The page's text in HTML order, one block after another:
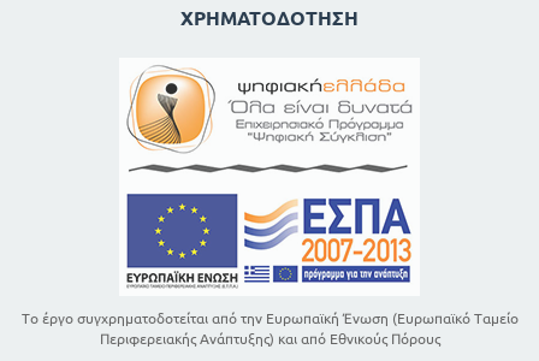
ΧΡΗΜΑΤΟΔΌΤΗΣΗ
Το έργο συγχρηματοδοτείται από την Ευρωπαϊκή Ένωση (Ευρωπαϊκό Ταμείο
Περιφερειακής Ανάπτυξης) και από Εθνικούς Πόρους